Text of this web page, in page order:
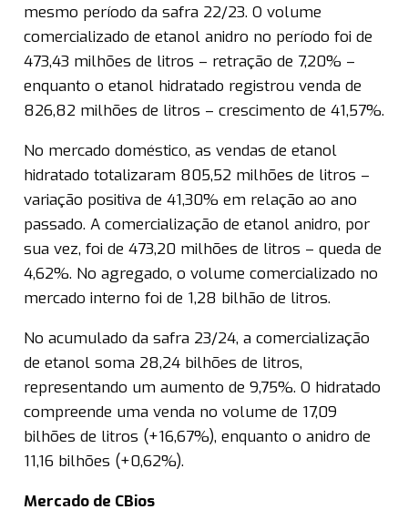
mesmo período da safra 22/23. O volume
comercializado de etanol anidro no período foi de
473,43 milhões de litros – retração de 7,20% –
enquanto o etanol hidratado registrou venda de
826,82 milhões de litros – crescimento de 41,57%.
No mercado doméstico, as vendas de etanol
hidratado totalizaram 805,52 milhões de litros –
variação positiva de 41,30% em relação ao ano
passado. A comercialização de etanol anidro, por
sua vez, foi de 473,20 milhões de litros – queda de
4,62%. No agregado, o volume comercializado no
mercado interno foi de 1,28 bilhão de litros.
No acumulado da safra 23/24, a comercialização
de etanol soma 28,24 bilhões de litros,
representando um aumento de 9,75%. O hidratado
compreende uma venda no volume de 17,09
bilhões de litros (+16,67%), enquanto o anidro de
11,16 bilhões (+0,62%).
Mercado de CBios